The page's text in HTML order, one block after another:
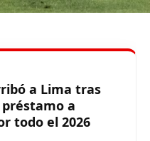
una nueva posibilidad
a Lima tras
a
todo el 2026